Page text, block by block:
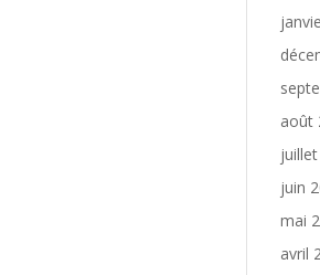
août
juin
mai
avril